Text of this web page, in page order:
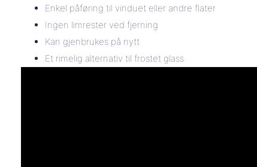
Enkel påføring til vinduet eller andre flater
Ingen limrester ved fjerning
Kan gjenbrukes på nytt
Et rimelig alternativ til frostet glass